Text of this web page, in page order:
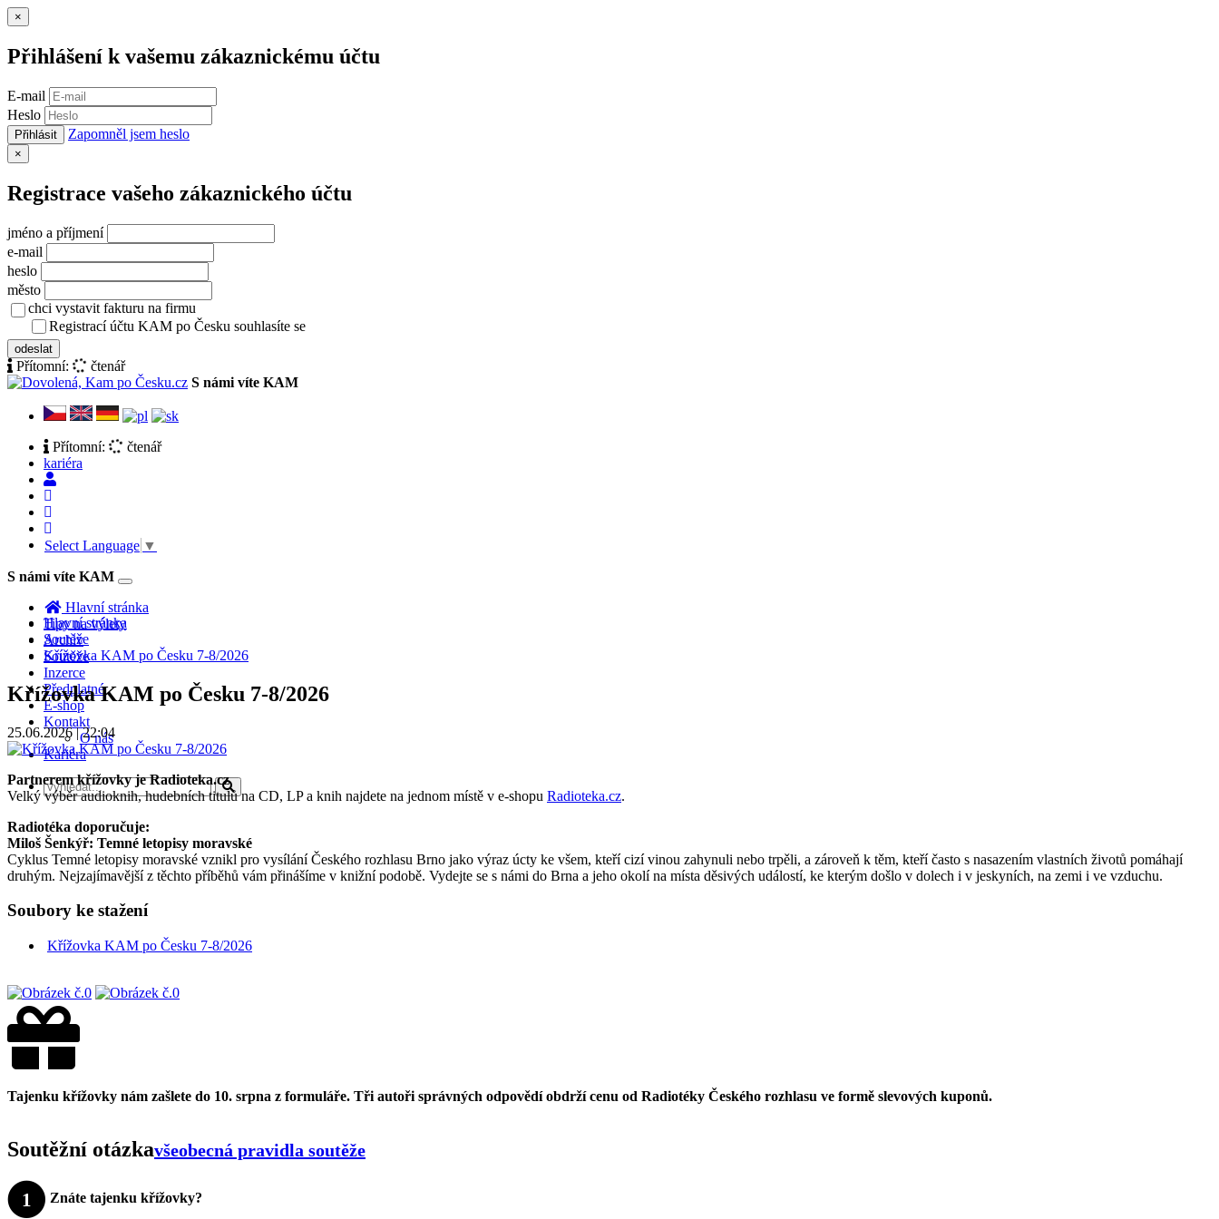
×
Přihlášení k vašemu zákaznickému účtu
E-mail
Heslo
Přihlásit Zapomněl jsem heslo
×
Registrace vašeho zákaznického účtu
jméno a příjmení
e-mail
heslo
město
chci vystavit fakturu na firmu
Registrací účtu KAM po Česku souhlasíte se
odeslat
Přítomní:
čtenář
S námi víte KAM
Přítomní:
čtenář
kariéra
Select Language ▼
S námi víte KAM
Toggle
navigation
Hlavní stránka
Tipy na výlety
Archiv
Soutěže
Inzerce
Předplatné
E-shop
Kontakt
O nás
Kariéra
Hlavní stránka
Soutěže
Křížovka KAM po Česku 7-8/2026
Křížovka KAM po Česku 7-8/2026
25.06.2026 | 22:04
Partnerem křížovky je Radioteka.cz
Velký výběr audioknih, hudebních titulů na CD, LP a knih najdete na jednom místě v e­‑shopu Radioteka.cz.
Radiotéka doporučuje:
Miloš Šenkýř: Temné letopisy moravské
Cyklus Temné letopisy moravské vznikl pro vysílání Českého rozhlasu Brno jako výraz úcty ke všem, kteří cizí vinou zahynuli nebo trpěli, a zároveň k těm, kteří často s nasazením vlastních životů pomáhají
druhým. Nejzajímavější z těchto příběhů vám přinášíme v knižní podobě. Vydejte se s námi do Brna a jeho okolí na místa děsivých událostí, ke kterým došlo v dolech i v jeskyních, na zemi i ve vzduchu.
Soubory ke stažení
Křížovka KAM po Česku 7-8/2026
Tajenku křížovky nám zašlete do 10. srpna z formuláře. Tři autoři správných odpovědí obdrží cenu od Radiotéky Českého rozhlasu ve formě slevových kuponů.
Soutěžní otázkavšeobecná pravidla soutěže
1
Znáte tajenku křížovky?